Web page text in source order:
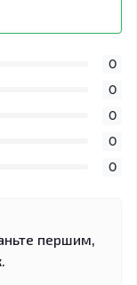
0
0
0
0
0
першим,